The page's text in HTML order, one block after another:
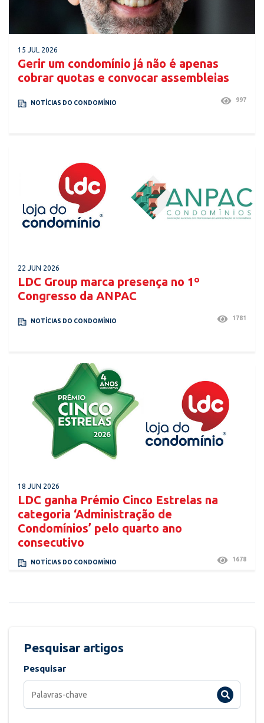
15 JUL 2026
Gerir um condomínio já não é apenas
cobrar quotas e convocar assembleias
NOTÍCIAS DO CONDOMÍNIO 997
22 JUN 2026
LDC Group marca presença no 1º
Congresso da ANPAC
NOTÍCIAS DO CONDOMÍNIO 1781
18 JUN 2026
LDC ganha Prémio Cinco Estrelas na
categoria ‘Administração de
Condomínios’ pelo quarto ano
consecutivo
NOTÍCIAS DO CONDOMÍNIO 1678
Pesquisar artigos
Pesquisar